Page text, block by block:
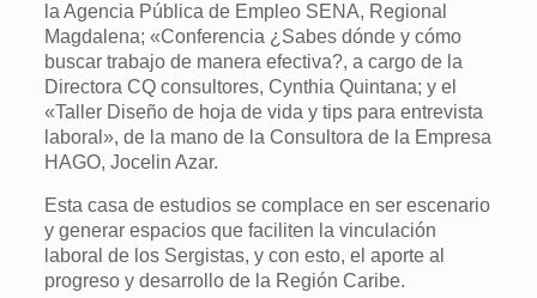
la Agencia Pública de Empleo SENA, Regional
Magdalena; «Conferencia ¿Sabes dónde y cómo
buscar trabajo de manera efectiva?, a cargo de la
Directora CQ consultores, Cynthia Quintana; y el
«Taller Diseño de hoja de vida y tips para entrevista
laboral», de la mano de la Consultora de la Empresa
HAGO, Jocelin Azar.
Esta casa de estudios se complace en ser escenario
y generar espacios que faciliten la vinculación
laboral de los Sergistas, y con esto, el aporte al
progreso y desarrollo de la Región Caribe.